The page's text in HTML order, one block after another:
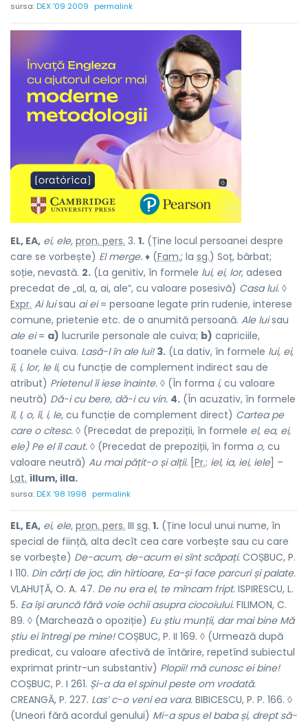
sursa:DEX '09 2009 permalink
EL, EA, ei, ele, pron. pers. 3. 1. (Ține locul persoanei despre
care se vorbește) El merge. ♦ (Fam.; la sg.) Soț, bărbat;
soție, nevastă. 2. (La genitiv, în formele lui, ei, lor, adesea
precedat de „al, a, ai, ale”, cu valoare posesivă) Casa lui. ◊
Expr. Ai luisau ai ei= persoane legate prin rudenie, interese
comune, prietenie etc. de o anumită persoană. Ale luisau
ale ei= a) lucrurile personale ale cuiva; b) capriciile,
toanele cuiva. Lasă-l în ale lui! 3. (La dativ, în formele lui, ei,
îi, i, lor, le li, cu funcție de complement indirect sau de
atribut) Prietenul îi iese înainte. ◊ (În forma i, cu valoare
neutră) Dă-i cu bere, dă-i cu vin. 4. (În acuzativ, în formele
îl, l, o, îi, i, le, cu funcție de complement direct) Cartea pe
care o citesc. ◊ (Precedat de prepoziții, în formele el, ea, ei,
ele) Pe el îl caut. ◊ (Precedat de prepoziții, în forma o, cu
valoare neutră) Au mai pățit-o și alții. Pr.: iel, ia, iei, iele] –
Lat. illum, illa.
sursa:DEX '98 1998 permalink
EL, EA, ei, ele, pron. pers. III sg. 1. (Ține locul unui nume, în
special de ființă, alta decît cea care vorbește sau cu care
se vorbește) De-acum, de-acum ei sînt scăpați. COȘBUC, P.
I 110. Din cărți de joc, din hîrtioare, Ea-și face parcuri și palate.
VLAHUȚĂ, O. A. 47. De nu era el, te mîncam fript. ISPIRESCU, L.
5. Ea își aruncă fără voie ochii asupra ciocoiului. FILIMON, C.
89. ◊ (Marchează o opoziție) Eu știu munții, dar mai bine Mă
știu ei întregi pe mine!COȘBUC, P. II 169. ◊ (Urmează după
predicat, cu valoare afectivă de întărire, repetînd subiectul
exprimat printr-un substantiv) Plopii! mă cunosc ei bine!
COȘBUC, P. I 261. Și-a da el spinul peste om vrodată.
CREANGĂ, P. 227. Las’ c-o veni ea vara. BIBICESCU, P. P. 166. ◊
(Uneori fără acordul genului) Mi-a spus el baba și, drept să-